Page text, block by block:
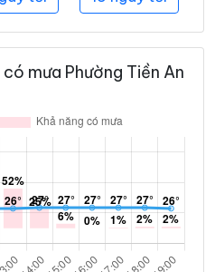
mưa Phường Tiền An